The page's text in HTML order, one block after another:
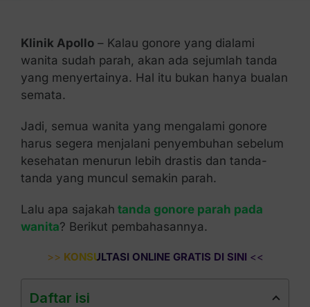
Klinik Apollo– Kalau gonore yang dialami
wanita sudah parah, akan ada sejumlah tanda
yang menyertainya. Hal itu bukan hanya bualan
semata.
Jadi, semua wanita yang mengalami gonore
harus segera menjalani penyembuhan sebelum
kesehatan menurun lebih drastis dan tanda-
tanda yang muncul semakin parah.
Lalu apa sajakah tanda gonore parah pada
wanita? Berikut pembahasannya.
>> KONSULTASI ONLINE GRATIS DI SINI <<
Daftar isi